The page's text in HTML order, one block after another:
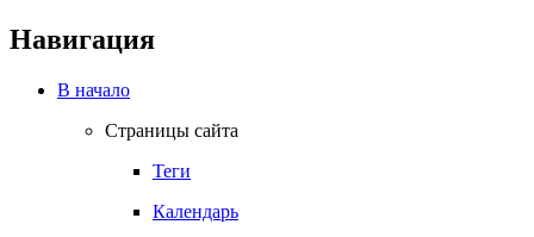
Навигация
В начало
Страницы сайта
Теги
Календарь